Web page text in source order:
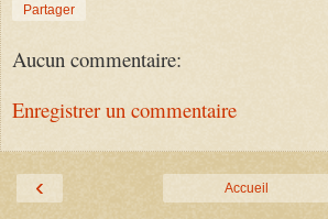
Partager
Aucun commentaire:
Enregistrer un commentaire
‹ Accueil